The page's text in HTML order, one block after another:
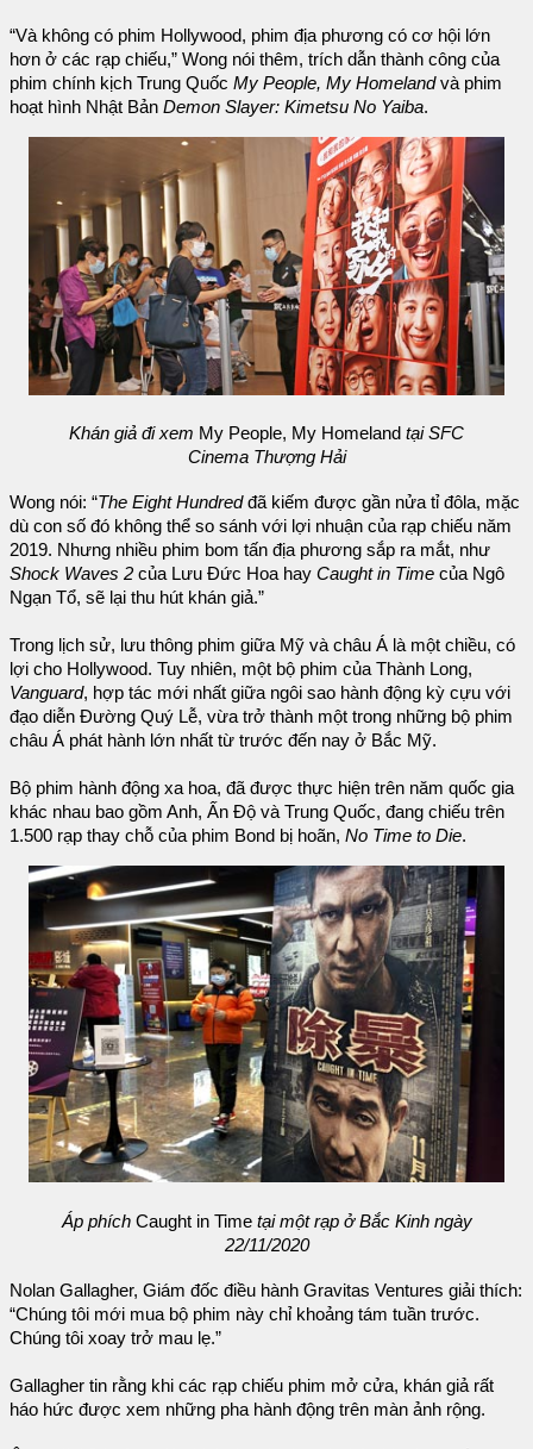
“Và không có phim Hollywood, phim địa phương có cơ hội lớn
hơn ở các rạp chiếu,” Wong nói thêm, trích dẫn thành công của
phim chính kịch Trung Quốc My People, My Homelandvà phim
hoạt hình Nhật Bản Demon Slayer: Kimetsu No Yaiba.
Khán giả đi xem My People, My Homeland tại SFC
Cinema Thượng Hải
Wong nói: “The Eight Hundredđã kiếm được gần nửa tỉ đôla, mặc
dù con số đó không thể so sánh với lợi nhuận của rạp chiếu năm
2019. Nhưng nhiều phim bom tấn địa phương sắp ra mắt, như
Shock Waves 2 của Lưu Đức Hoa hay Caught in Time của Ngô
Ngạn Tổ, sẽ lại thu hút khán giả.”
Trong lịch sử, lưu thông phim giữa Mỹ và châu Á là một chiều, có
lợi cho Hollywood. Tuy nhiên, một bộ phim của Thành Long,
Vanguard, hợp tác mới nhất giữa ngôi sao hành động kỳ cựu với
đạo diễn Đường Quý Lễ, vừa trở thành một trong những bộ phim
châu Á phát hành lớn nhất từ trước đến nay ở Bắc Mỹ.
Bộ phim hành động xa hoa, đã được thực hiện trên năm quốc gia
khác nhau bao gồm Anh, Ấn Độ và Trung Quốc, đang chiếu trên
1.500 rạp thay chỗ của phim Bond bị hoãn, No Time to Die.
Áp phíchCaught in Time tại một rạp ở Bắc Kinh ngày
22/11/2020
Nolan Gallagher, Giám đốc điều hành Gravitas Ventures giải thích:
“Chúng tôi mới mua bộ phim này chỉ khoảng tám tuần trước.
Chúng tôi xoay trở mau lẹ.”
Gallagher tin rằng khi các rạp chiếu phim mở cửa, khán giả rất
háo hức được xem những pha hành động trên màn ảnh rộng.